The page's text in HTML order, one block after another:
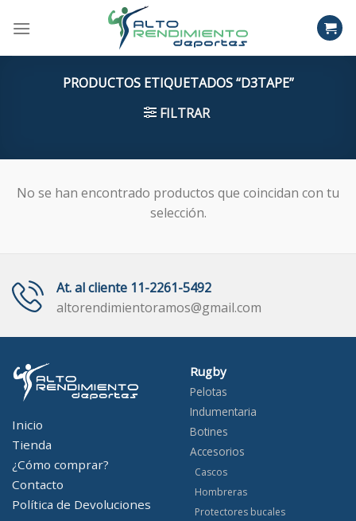
PRODUCTOS ETIQUETADOS “D3TAPE”
FILTRAR
No se han encontrado productos que coincidan con tu
selección.
At. al cliente 11-2261-5492
altorendimientoramos@gmail.com
Inicio
Tienda
¿Cómo comprar?
Contacto
Política de Devoluciones
Rugby
Pelotas
Indumentaria
Botines
Accesorios
Cascos
Hombreras
Protectores bucales